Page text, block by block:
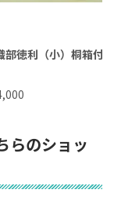
部徳利（小）桐箱付き
らのショッ